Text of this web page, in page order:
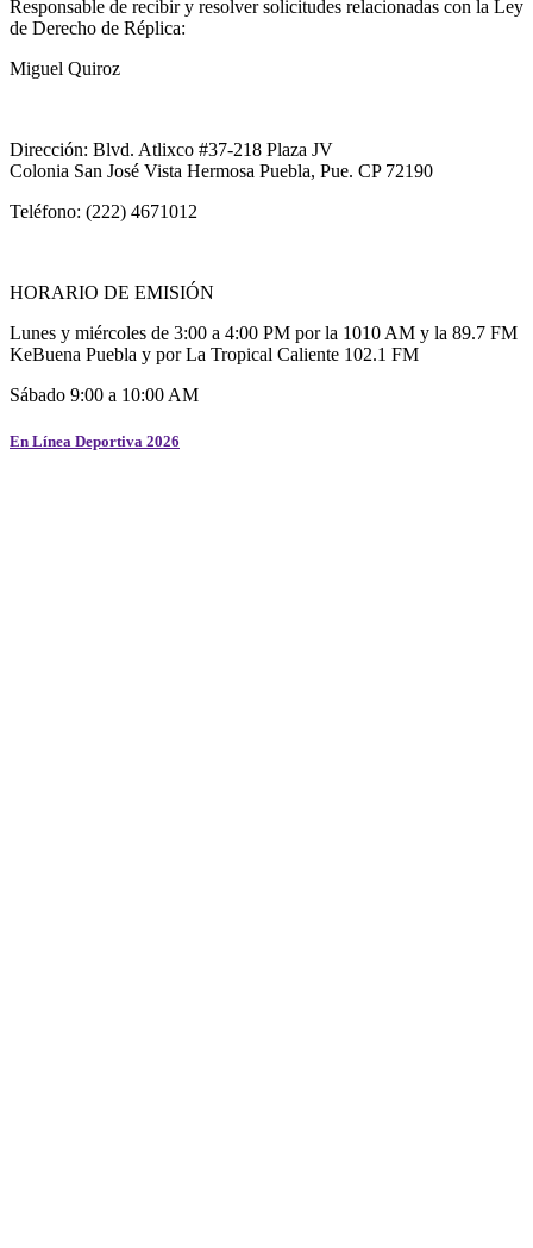
Responsable de recibir y resolver solicitudes relacionadas con la Ley
de Derecho de Réplica:
Miguel Quiroz
Dirección: Blvd. Atlixco #37-218 Plaza JV
Colonia San José Vista Hermosa Puebla, Pue. CP 72190
Teléfono: (222) 4671012
HORARIO DE EMISIÓN
Lunes y miércoles de 3:00 a 4:00 PM por la 1010 AM y la 89.7 FM
KeBuena Puebla y por La Tropical Caliente 102.1 FM
Sábado 9:00 a 10:00 AM
En Línea Deportiva 2026